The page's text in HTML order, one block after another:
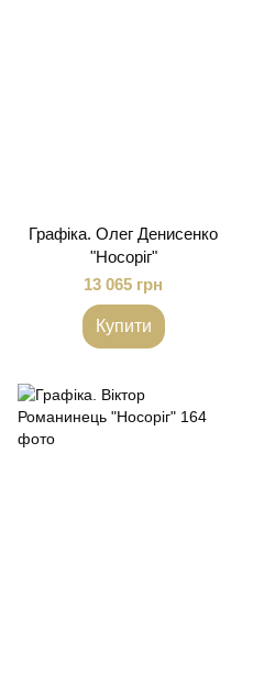
Графіка. Олег Денисенко
"Носоріг"
13 065 грн
Купити